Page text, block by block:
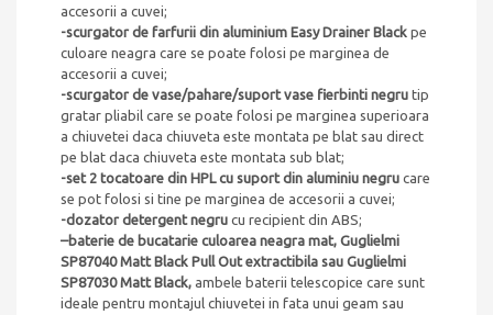
accesorii a cuvei;
-scurgator de farfurii din aluminium Easy Drainer Black pe
culoare neagra care se poate folosi pe marginea de
accesorii a cuvei;
-scurgator de vase/pahare/suport vase fierbinti negru tip
gratar pliabil care se poate folosi pe marginea superioara
a chiuvetei daca chiuveta este montata pe blat sau direct
pe blat daca chiuveta este montata sub blat;
-set 2 tocatoare din HPL cu suport din aluminiu negru care
se pot folosi si tine pe marginea de accesorii a cuvei;
-dozator detergent negru cu recipient din ABS;
–baterie de bucatarie culoarea neagra mat, Guglielmi
SP87040 Matt Black Pull Out extractibila sau Guglielmi
SP87030 Matt Black, ambele baterii telescopice care sunt
ideale pentru montajul chiuvetei in fata unui geam sau